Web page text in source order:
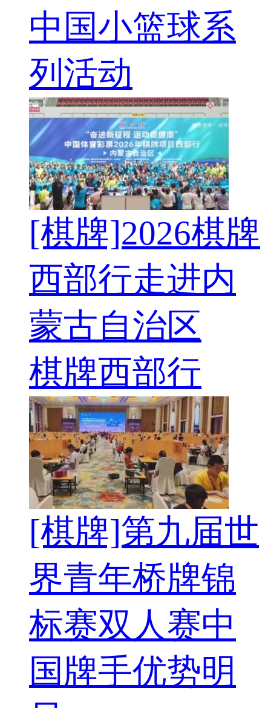
中国小篮球系
列活动
[棋牌]2026棋牌
西部行走进内
蒙古自治区
棋牌西部行
[棋牌]第九届世
界青年桥牌锦
标赛双人赛中
国牌手优势明